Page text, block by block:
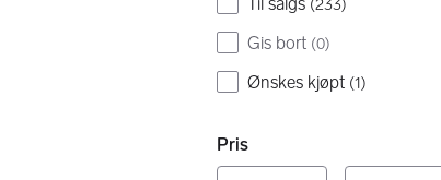
(233)
Gis bort (0)
Ønskes kjøpt (1)
Pris